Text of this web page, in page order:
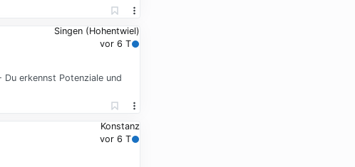
Singen (Hohentwiel)
vor 6 T
erkennst Potenziale und
Konstanz
vor 6 T